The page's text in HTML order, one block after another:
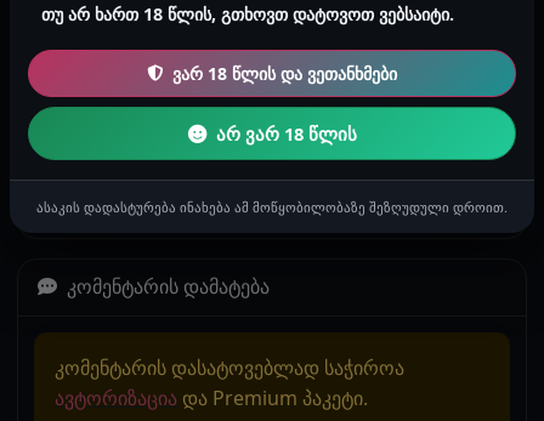
პირველი მოგზაურობა ევროპაში
გამარჯობა. მინდა მოგიყვეთ ჩემი პირველი
მოგზაურობიდან მონაკვეთი. მთელი ცხოვრება სპორცმენი
ვიყავი, 188 სმ სიმაღლის, დაკუნთ...
B Bigboy7
2026-07-23 14:25 1620 2 წუთი მამაკაცების ისტორიები
კომენტარის დამატება
კომენტარის დასატოვებლად საჭიროა
ავტორიზაცია და Premium პაკეტი.
თუ არ ხართ 18 წლის, გთხოვთ დატოვოთ ვებსაიტი.
ვარ 18 წლის და ვეთანხმები
არ ვარ 18 წლის
ასაკის დადასტურება ინახება ამ მოწყობილობაზე შეზღუდული დროით.